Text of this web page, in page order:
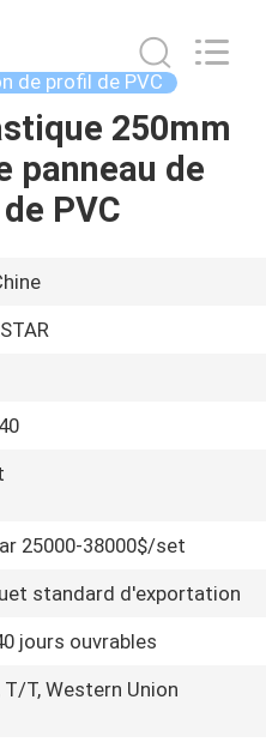
de profil de PVC
250mm
panneau de
PVC
25000-38000$/set
standard d'exportation
jours ouvrables
T/T, Western Union